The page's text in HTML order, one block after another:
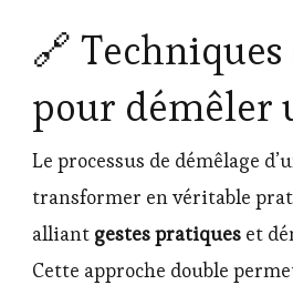
🔗
pour démêler
Le processus de démêlage
transformer en véritable
alliant gestes pratiques et
Cette approche double